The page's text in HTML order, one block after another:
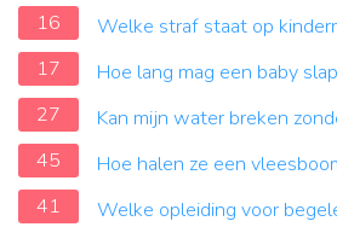
16
Welke straf staat op
17
Hoe lang mag een baby
27
Kan mijn water breken
45
Hoe halen ze een
41
Welke opleiding voor